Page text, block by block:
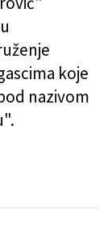
koje
nazivom